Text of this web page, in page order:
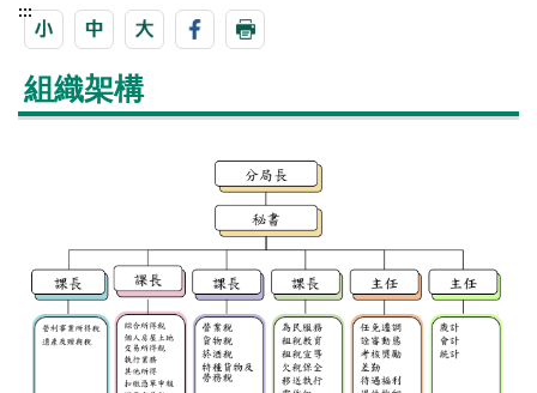
:::
組織架構